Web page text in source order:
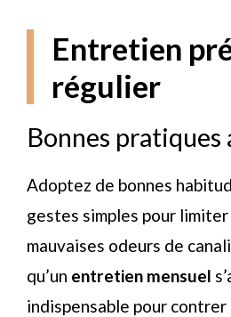
Entretien
régulier
Bonnes
Adoptez de bonnes
gestes simples pour
mauvaises odeurs de
qu’un entretien mensuel
indispensable pour contrer